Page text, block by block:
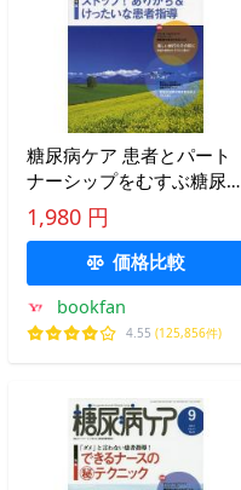
糖尿病ケア 患者とパート
ナーシップをむすぶ糖尿病
療養援助 Vol.11No.5(2014-
5)
1,980 円
価格比較
bookfan
4.55 (125,856件)